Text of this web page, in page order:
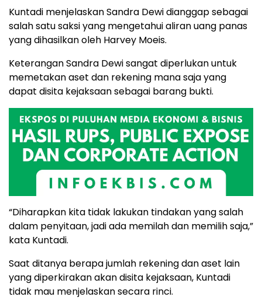
Kuntadi menjelaskan Sandra Dewi dianggap sebagai
salah satu saksi yang mengetahui aliran uang panas
yang dihasilkan oleh Harvey Moeis.
Keterangan Sandra Dewi sangat diperlukan untuk
memetakan aset dan rekening mana saja yang
dapat disita kejaksaan sebagai barang bukti.
“Diharapkan kita tidak lakukan tindakan yang salah
dalam penyitaan, jadi ada memilah dan memilih saja,”
kata Kuntadi.
Saat ditanya berapa jumlah rekening dan aset lain
yang diperkirakan akan disita kejaksaan, Kuntadi
tidak mau menjelaskan secara rinci.